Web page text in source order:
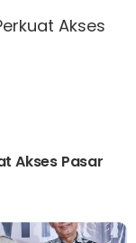
Akses Pasar